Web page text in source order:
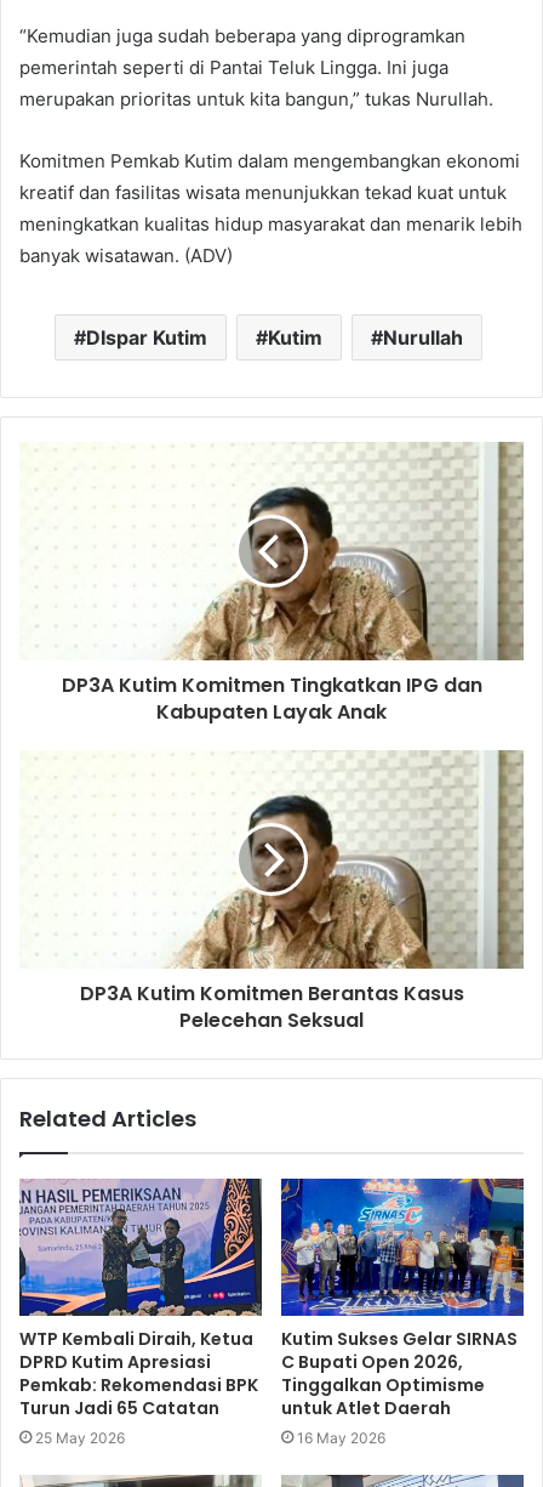
“Kemudian juga sudah beberapa yang diprogramkan
pemerintah seperti di Pantai Teluk Lingga. Ini juga
merupakan prioritas untuk kita bangun,” tukas Nurullah.
Komitmen Pemkab Kutim dalam mengembangkan ekonomi
kreatif dan fasilitas wisata menunjukkan tekad kuat untuk
meningkatkan kualitas hidup masyarakat dan menarik lebih
banyak wisatawan. (ADV)
DIspar Kutim Kutim Nurullah
DP3A Kutim Komitmen Tingkatkan IPG dan
Kabupaten Layak Anak
DP3A Kutim Komitmen Berantas Kasus
Pelecehan Seksual
Related Articles
WTP Kembali Diraih, Ketua
DPRD Kutim Apresiasi
Pemkab: Rekomendasi BPK
Turun Jadi 65 Catatan
25 May 2026
Kutim Sukses Gelar SIRNAS
C Bupati Open 2026,
Tinggalkan Optimisme
untuk Atlet Daerah
16 May 2026